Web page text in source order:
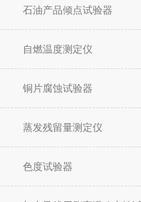
石油产品倾点试验器
自燃温度测定仪
铜片腐蚀试验器
蒸发残留量测定仪
色度试验器